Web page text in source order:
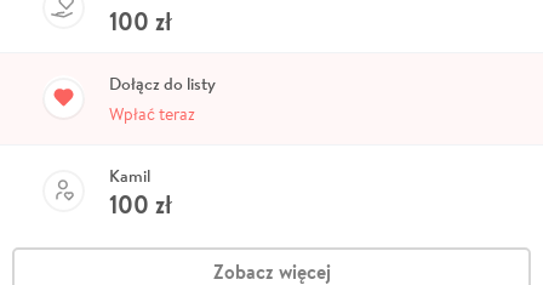
100 zł
Dołącz do listy
Wpłać teraz
Kamil
100 zł
Zobacz więcej